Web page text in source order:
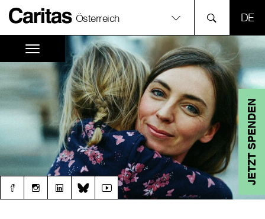
Österreich
JETZT SPENDEN